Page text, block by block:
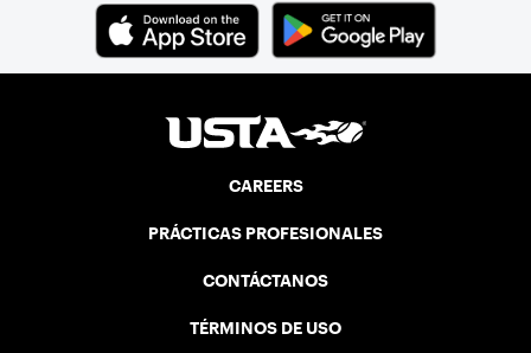
CAREERS
PRÁCTICAS PROFESIONALES
CONTÁCTANOS
TÉRMINOS DE USO